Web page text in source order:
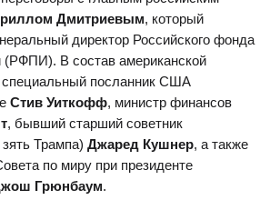
Дмитриевым, который
директор Российского фонда
(РФПИ). В состав американской
специальный посланник США
Стив Уиткофф, министр финансов
, бывший старший советник
Трампа) Джаред Кушнер, а также
по миру при президенте
Грюнбаум.